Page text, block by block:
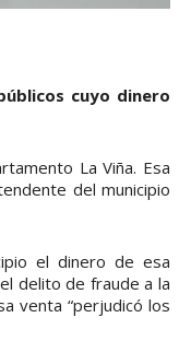
cuyo dinero
La Viña. Esa
del municipio
el dinero de esa
delito de fraude a la
venta “perjudicó los